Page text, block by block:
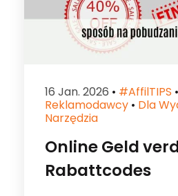
16 Jan. 2026 • #affilTIPS •
Reklamodawcy • Dla
Narzędzia
Online Geld
Rabattcodes